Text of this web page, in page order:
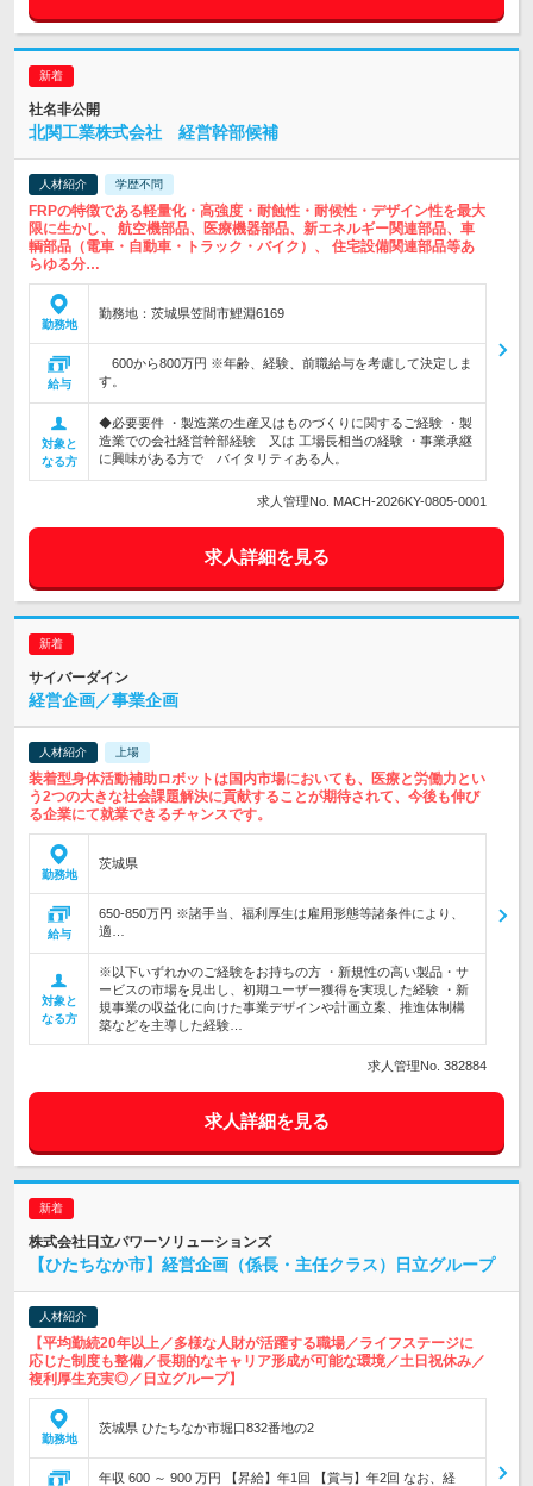
社名非公開
北関工業株式会社 経営幹部候補
人材紹介 学歴不問
FRPの特徴である軽量化・高強度・耐蝕性・耐候性・デザイン性を最大
限に生かし、 航空機部品、医療機器部品、新エネルギー関連部品、車
輌部品（電車・自動車・トラック・バイク）、 住宅設備関連部品等あ
らゆる分…
勤務地
勤務地：茨城県笠間市鯉淵6169
給与
600から800万円 ※年齢、経験、前職給与を考慮して決定しま
す。
対象と
なる方
◆必要要件 ・製造業の生産又はものづくりに関するご経験 ・製
造業での会社経営幹部経験 又は 工場長相当の経験 ・事業承継
に興味がある方で バイタリティある人。
求人管理No. MACH-2026KY-0805-0001
求人詳細を見る
サイバーダイン
経営企画／事業企画
人材紹介 上場
装着型身体活動補助ロボットは国内市場においても、医療と労働力とい
う2つの大きな社会課題解決に貢献することが期待されて、今後も伸び
る企業にて就業できるチャンスです。
勤務地
茨城県
給与
650-850万円 ※諸手当、福利厚生は雇用形態等諸条件により、
適…
対象と
なる方
※以下いずれかのご経験をお持ちの方 ・新規性の高い製品・サ
ービスの市場を見出し、初期ユーザー獲得を実現した経験 ・新
規事業の収益化に向けた事業デザインや計画立案、推進体制構
築などを主導した経験…
求人管理No. 382884
求人詳細を見る
株式会社日立パワーソリューションズ
【ひたちなか市】経営企画（係長・主任クラス）日立グループ
人材紹介
【平均勤続20年以上／多様な人財が活躍する職場／ライフステージに
応じた制度も整備／長期的なキャリア形成が可能な環境／土日祝休み／
複利厚生充実◎／日立グループ】
勤務地
茨城県 ひたちなか市堀口832番地の2
年収 600 ～ 900 万円 【昇給】年1回 【賞与】年2回 なお、経